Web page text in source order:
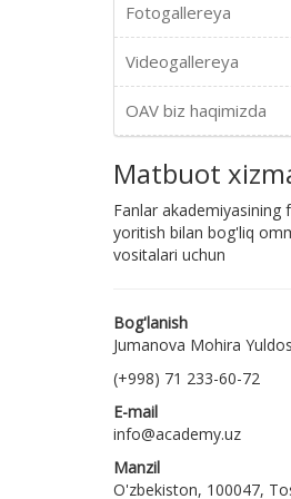
Fotogallereya
Videogallereya
OAV biz haqimizda
Matbuot
Fanlar akademiyasining
yoritish bilan bog'liq
vositalari uchun
Bog'lanish
Jumanova Mohira
(+998) 71 233-60-72
E-mail
info@academy.uz
Manzil
O'zbekiston, 100047,